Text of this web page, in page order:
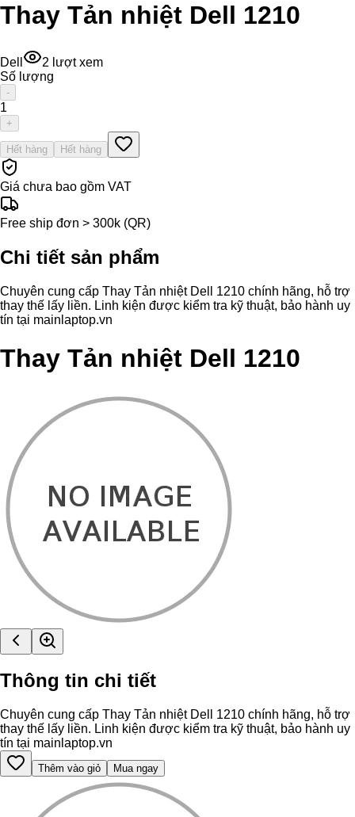
Thay Tản nhiệt Dell 1210
Dell 2 lượt xem
Số lượng
-
1
+
Hết hàng Hết hàng
Giá chưa bao gồm VAT
Free ship đơn > 300k (QR)
Chi tiết sản phẩm
Chuyên cung cấp Thay Tản nhiệt Dell 1210 chính hãng, hỗ trợ
thay thế lấy liền. Linh kiện được kiểm tra kỹ thuật, bảo hành uy
tín tại mainlaptop.vn
Thay Tản nhiệt Dell 1210
Thông tin chi tiết
Chuyên cung cấp Thay Tản nhiệt Dell 1210 chính hãng, hỗ trợ
thay thế lấy liền. Linh kiện được kiểm tra kỹ thuật, bảo hành uy
tín tại mainlaptop.vn
Thêm vào giỏ Mua ngay